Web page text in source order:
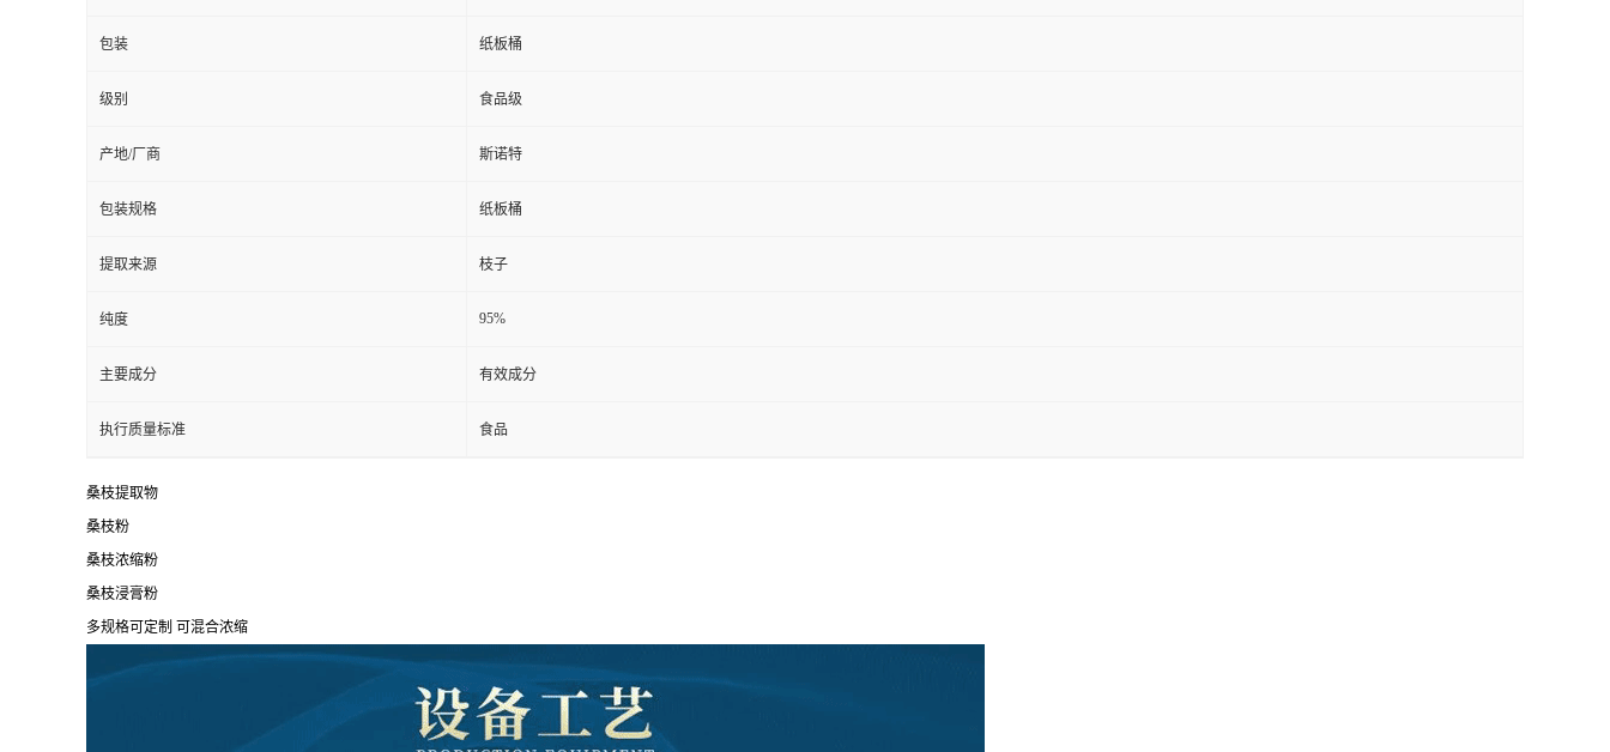
包装 纸板桶
级别 食品级
产地/厂商 斯诺特
包装规格 纸板桶
提取来源 枝子
纯度 95%
主要成分 有效成分
执行质量标准 食品
桑枝提取物
桑枝粉
桑枝浓缩粉
桑枝浸膏粉
多规格可定制 可混合浓缩